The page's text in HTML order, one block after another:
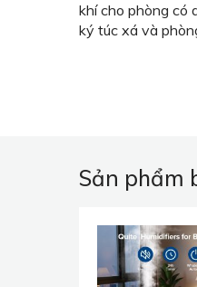
khí cho phòng có
ký túc xá và
Sản phẩm